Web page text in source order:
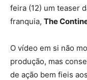
feira (12) um teaser
franquia, The
O vídeo em si não
produção, mas
de ação bem fieis